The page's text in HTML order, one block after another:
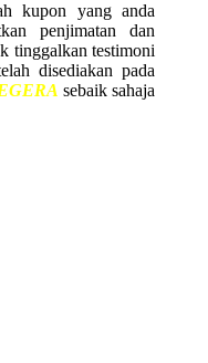
kupon yang anda
penjimatan dan
tinggalkan testimoni
disediakan pada
sebaik sahaja